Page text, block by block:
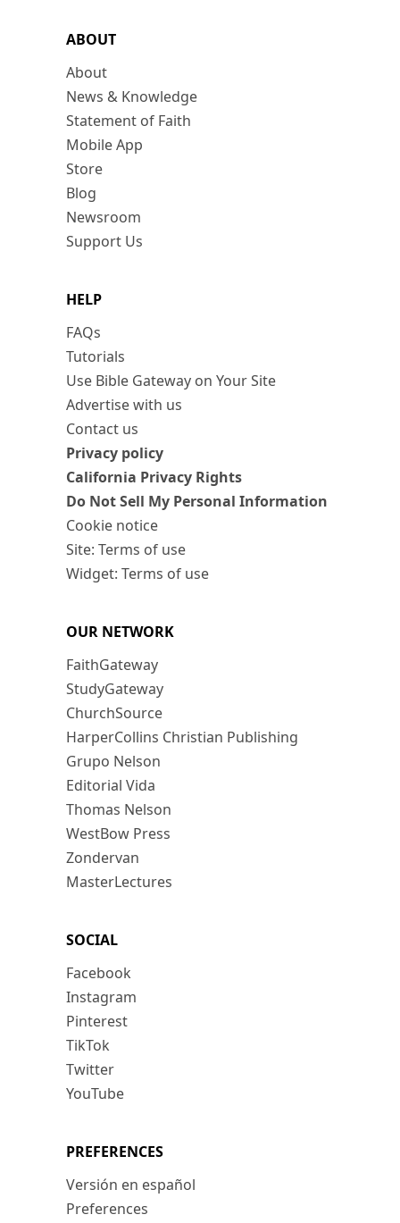
ABOUT
About
News & Knowledge
Statement of Faith
Mobile App
Store
Blog
Newsroom
Support Us
HELP
FAQs
Tutorials
Use Bible Gateway on Your Site
Advertise with us
Contact us
Privacy policy
California Privacy Rights
Do Not Sell My Personal Information
Cookie notice
Site: Terms of use
Widget: Terms of use
OUR NETWORK
FaithGateway
StudyGateway
ChurchSource
HarperCollins Christian Publishing
Grupo Nelson
Editorial Vida
Thomas Nelson
WestBow Press
Zondervan
MasterLectures
SOCIAL
Facebook
Instagram
Pinterest
TikTok
Twitter
YouTube
PREFERENCES
Versión en español
Preferences